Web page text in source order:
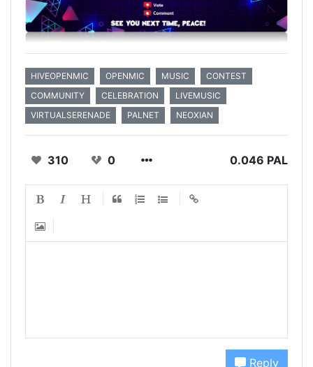
HIVEOPENMIC OPENMIC MUSIC
CONTEST
COMMUNITY
CELEBRATION
LIVEMUSIC
VIRTUALSERENADE
PALNET NEOXIAN
310 0 0.046 PAL
Reply